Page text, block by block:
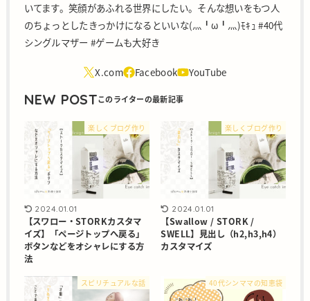
いてます。笑顔があふれる世界にしたい。そんな想いをもつ人
のちょっとしたきっかけになるといいな(灬╹ω╹灬)ﾓｷｭ #40代
シングルマザー #ゲームも大好き
NEW POST
楽しくブログ作り
2024.01.01
【スワロー・STORKカスタマ
イズ】「ページトップへ戻る」
ボタンなどをオシャレにする方
法
楽しくブログ作り
2024.01.01
【Swallow / STORK /
SWELL】見出し（h2,h3,h4）
カスタマイズ
スピリチュアルな話 40代シンママの知恵袋